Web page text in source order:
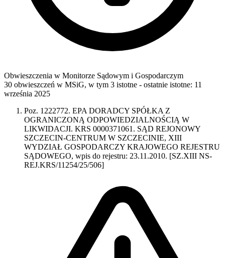
Obwieszczenia w Monitorze Sądowym i Gospodarczym
30 obwieszczeń w MSiG, w tym 3 istotne - ostatnie istotne: 11
września 2025
Poz. 1222772. EPA DORADCY SPÓŁKA Z
OGRANICZONĄ ODPOWIEDZIALNOŚCIĄ W
LIKWIDACJI. KRS 0000371061. SĄD REJONOWY
SZCZECIN-CENTRUM W SZCZECINIE, XIII
WYDZIAŁ GOSPODARCZY KRAJOWEGO REJESTRU
SĄDOWEGO, wpis do rejestru: 23.11.2010. [SZ.XIII NS-
REJ.KRS/11254/25/506]